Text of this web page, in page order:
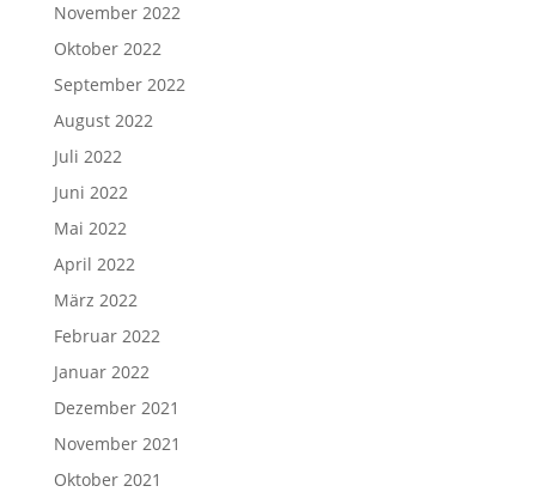
November 2022
Oktober 2022
September 2022
August 2022
Juli 2022
Juni 2022
Mai 2022
April 2022
März 2022
Februar 2022
Januar 2022
Dezember 2021
November 2021
Oktober 2021